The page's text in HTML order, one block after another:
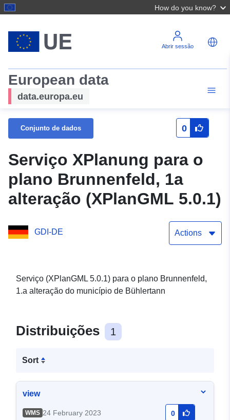
How do you know?
Abrir sessão
European data
data.europa.eu
Conjunto de dados 0
Serviço XPlanung para o
plano Brunnenfeld, 1a
alteração (XPlanGML 5.0.1)
GDI-DE Actions
Serviço (XPlanGML 5.0.1) para o plano Brunnenfeld,
1.a alteração do município de Bühlertann
Distribuições 1
Sort
view
WMS 24 February 2023 0